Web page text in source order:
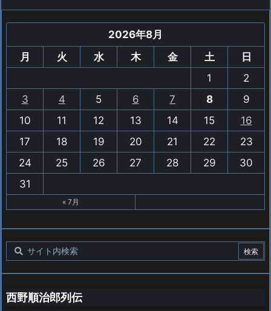
2026年8月
月
火 水 木 金 土
日
1
2
3
4 5 6 7 8
9
10
11 12 13 14 15
16
17
18 19 20 21 22
23
24
25 26 27 28 29
30
31
« 7月
西野順治郎列伝